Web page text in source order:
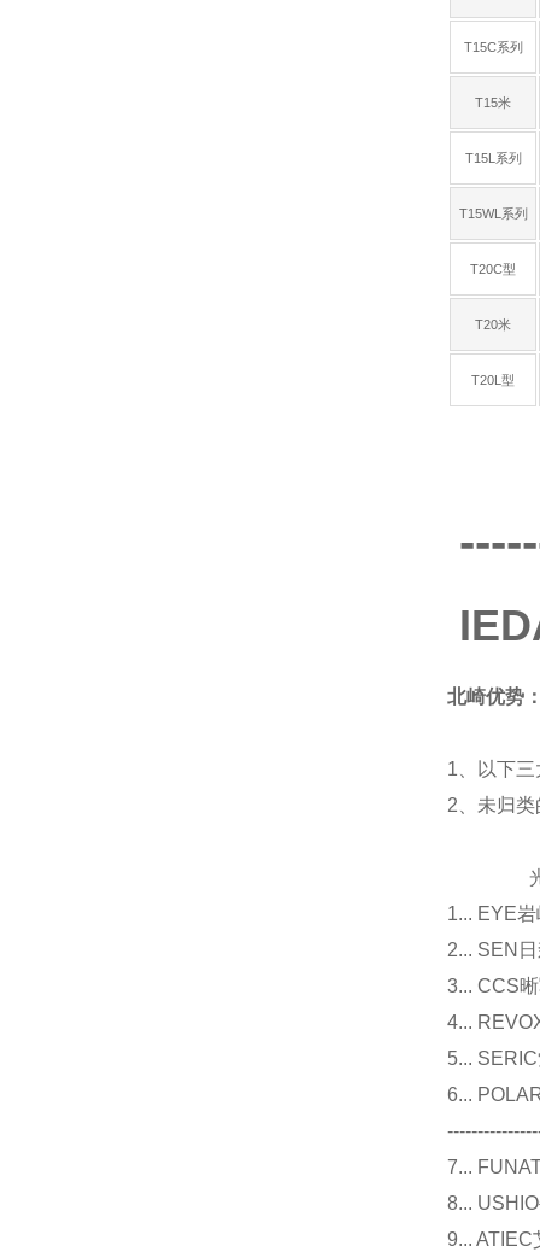
T15C系列
T15米
T15L系列
T15WL系列
T20C型
T20米
T20L型
北崎优势
1、以下
2、未归
光源
1... EYE
2... SEN
3... CCS
4...
5...
6...
7...
8...
9...